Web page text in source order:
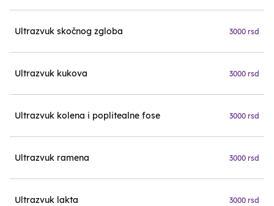
Ultrazvuk skočnog zgloba 3000 rsd
Ultrazvuk kukova 3000 rsd
Ultrazvuk kolena i poplitealne fose 3000 rsd
Ultrazvuk ramena 3000 rsd
Ultrazvuk lakta 3000 rsd